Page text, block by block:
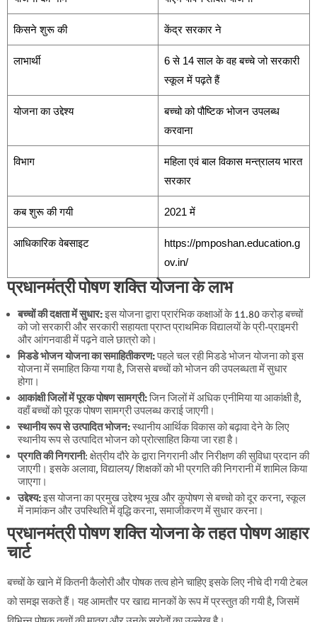
किसने शुरू की केंद्र सरकार ने
लाभार्थी
6 से 14 साल के वह बच्चे जो सरकारी
स्कूल में पढ़ते हैं
योजना का उद्देश्य
बच्चो को पौष्टिक भोजन उपलब्ध
करवाना
विभाग
महिला एवं बाल विकास मन्त्रालय भारत
सरकार
कब शुरू की गयी 2021 में
आधिकारिक वेबसाइट
https://pmposhan.education.g
ov.in/
प्रधानमंत्री पोषण शक्ति योजना के लाभ
बच्चों की दक्षता में सुधार:इस योजना द्वारा प्रारंभिक कक्षाओं के 11.80 करोड़ बच्चों
को जो सरकारी और सरकारी सहायता प्राप्त प्राथमिक विद्यालयों के प्री-प्राइमरी
और आंगनवाडी में पढ़ने वाले छात्रो को।
मिडडे भोजन योजना का समाहितीकरण:पहले चल रही मिडडे भोजन योजना को इस
योजना में समाहित किया गया है, जिससे बच्चों को भोजन की उपलब्धता में सुधार
होगा।
आकांक्षी जिलों में पूरक पोषण सामग्री:जिन जिलों में अधिक एनीमिया या आकांक्षी है,
वहाँ बच्चों को पूरक पोषण सामग्री उपलब्ध कराई जाएगी।
स्थानीय रूप से उत्पादित भोजन:स्थानीय आर्थिक विकास को बढ़ावा देने के लिए
स्थानीय रूप से उत्पादित भोजन को प्रोत्साहित किया जा रहा है।
प्रगति की निगरानी: क्षेत्रीय दौरे के द्वारा निगरानी और निरीक्षण की सुविधा प्रदान की
जाएगी। इसके अलावा, विद्यालय/ शिक्षकों को भी प्रगति की निगरानी में शामिल किया
जाएगा।
उद्देश्य:इस योजना का प्रमुख उद्देश्य भूख और कुपोषण से बच्चो को दूर करना, स्कूल
में नामांकन और उपस्थिति में वृद्धि करना, समाजीकरण में सुधार करना।
प्रधानमंत्री पोषण शक्ति योजना के तहत पोषण आहार
चार्ट
बच्चों के खाने में कितनी कैलोरी और पोषक तत्व होने चाहिए इसके लिए नीचे दी गयी टेबल
को समझ सकते हैं। यह आमतौर पर खाद्य मानकों के रूप में प्रस्तुत की गयी है, जिसमें